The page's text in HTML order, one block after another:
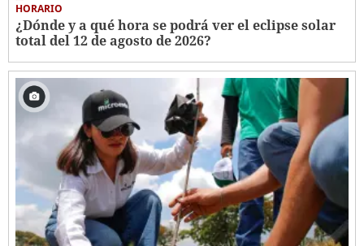
HORARIO
¿Dónde y a qué hora se podrá ver el eclipse solar
total del 12 de agosto de 2026?